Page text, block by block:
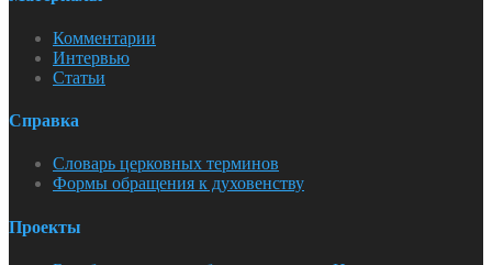
Комментарии
Интервью
Статьи
Справка
Словарь церковных терминов
Формы обращения к духовенству
Проекты